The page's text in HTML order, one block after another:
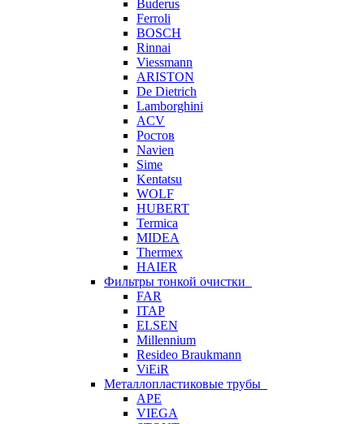
Buderus
Ferroli
BOSCH
Rinnai
Viessmann
ARISTON
De Dietrich
Lamborghini
ACV
Ростов
Navien
Sime
Kentatsu
WOLF
HUBERT
Termica
MIDEA
Thermex
HAIER
Фильтры тонкой очистки
FAR
ITAP
ELSEN
Millennium
Resideo Braukmann
ViEiR
Металлопластиковые трубы
APE
VIEGA